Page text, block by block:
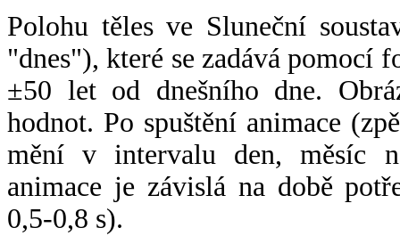
Polohu těles ve Sluneční
"dnes"), které se zadává pomocí
±50 let od dnešního dne.
hodnot. Po spuštění animace
mění v intervalu den, měsíc
animace je závislá na době
0,5-0,8 s).